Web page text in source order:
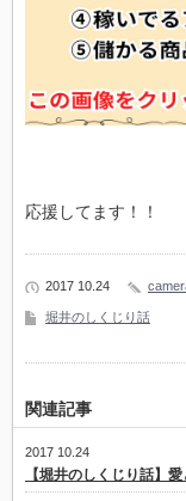
応援してます！！
2017 10.24
堀井のしくじり話
関連記事
2017 10.24
【堀井のしくじり話】